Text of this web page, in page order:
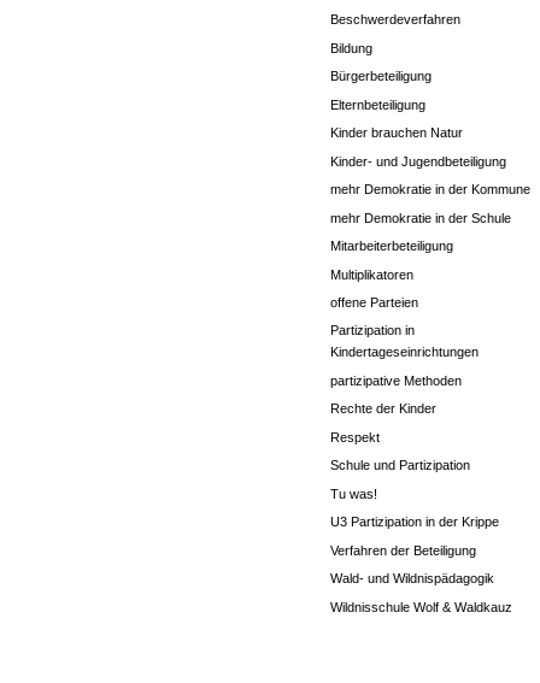
Beschwerdeverfahren
Bildung
Bürgerbeteiligung
Elternbeteiligung
Kinder brauchen Natur
Kinder- und Jugendbeteiligung
mehr Demokratie in der Kommune
mehr Demokratie in der Schule
Mitarbeiterbeteiligung
Multiplikatoren
offene Parteien
Partizipation in
Kindertageseinrichtungen
partizipative Methoden
Rechte der Kinder
Respekt
Schule und Partizipation
Tu was!
U3 Partizipation in der Krippe
Verfahren der Beteiligung
Wald- und Wildnispädagogik
Wildnisschule Wolf & Waldkauz